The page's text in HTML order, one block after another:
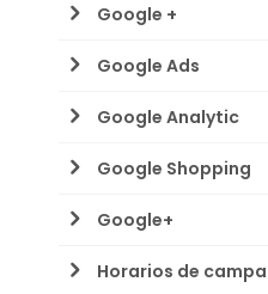
Google +
Google Ads
Google Analytic
Google Shopping
Google+
Horarios de